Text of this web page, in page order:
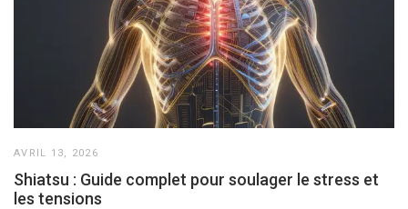
AVRIL 13, 2026
Shiatsu : Guide complet pour soulager le stress et
les tensions